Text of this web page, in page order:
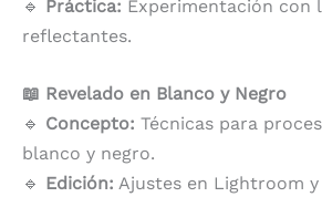
🔹 Práctica: Experimentación con
reflectantes.
📖 Revelado en Blanco y Negro
🔹 Concepto: Técnicas para
blanco y negro.
🔹 Edición: Ajustes en Lightroom